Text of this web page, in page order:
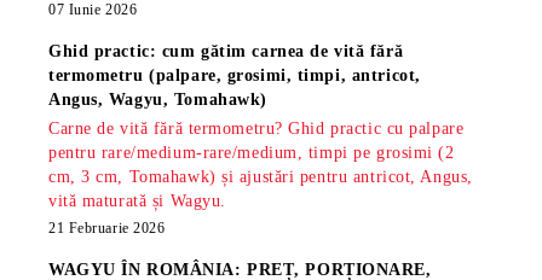
07 Iunie 2026
Ghid practic: cum gătim carnea de vită fără
termometru (palpare, grosimi, timpi, antricot,
Angus, Wagyu, Tomahawk)
Carne de vită fără termometru? Ghid practic cu palpare
pentru rare/medium-rare/medium, timpi pe grosimi (2
cm, 3 cm, Tomahawk) și ajustări pentru antricot, Angus,
vită maturată și Wagyu.
21 Februarie 2026
WAGYU ÎN ROMÂNIA: PREȚ, PORȚIONARE,